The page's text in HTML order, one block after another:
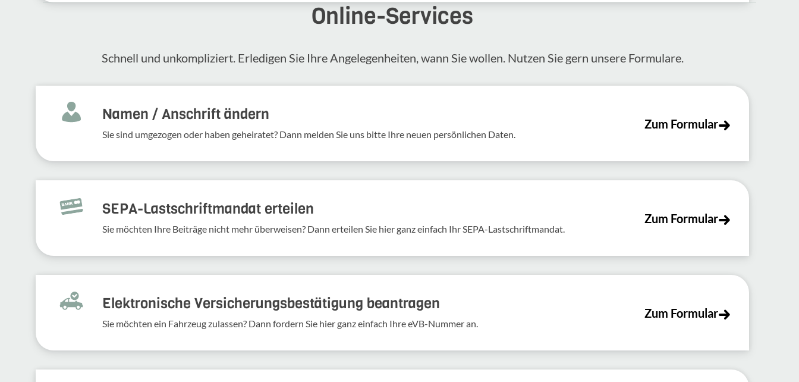
Online-​Services
Schnell und unkompliziert. Erledigen Sie Ihre Angelegenheiten, wann Sie wollen. Nutzen Sie gern unsere Formulare.
Namen / Anschrift ändern
Sie sind umgezogen oder haben geheiratet? Dann melden Sie uns bitte Ihre neuen persönlichen Daten.
Zum Formular
SEPA-Lastschriftmandat erteilen
Sie möchten Ihre Beiträge nicht mehr überweisen? Dann erteilen Sie hier ganz einfach Ihr SEPA-Lastschriftmandat.
Zum Formular
Elek­tro­ni­sche Versi­che­rungs­be­stä­ti­gung bean­tragen
Sie möchten ein Fahr­zeug zulassen? Dann fordern Sie hier ganz einfach Ihre eVB-​Nummer an.
Zum Formular